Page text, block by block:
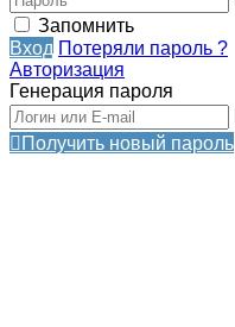
Запомнить
Вход Потеряли пароль ?
Авторизация
Генерация пароля
Получить новый пароль